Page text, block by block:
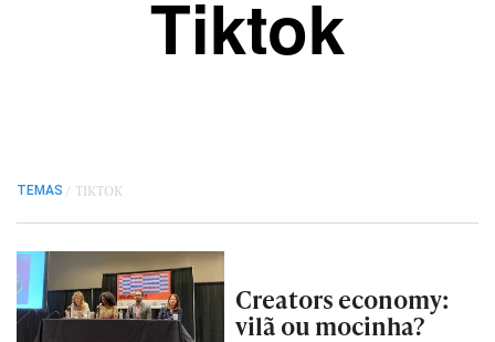
Tiktok
TEMAS / TIKTOK
Creators economy:
vilã ou mocinha?